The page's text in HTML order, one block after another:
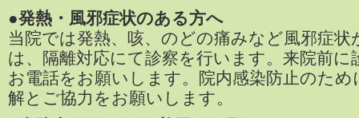
●発熱・風邪症状のある方へ
当院では発熱、咳、のどの痛みなど風邪症状
は、隔離対応にて診察を行います。来院前に
お電話をお願いします。院内感染防止のため
解とご協力をお願いします。